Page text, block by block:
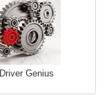
Driver Genius